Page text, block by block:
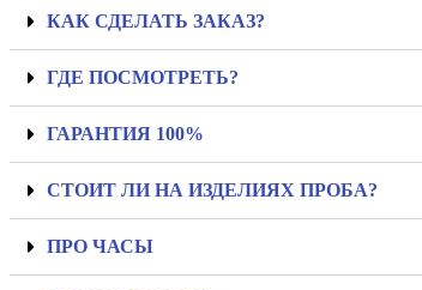
КАК СДЕЛАТЬ ЗАКАЗ?
ГДЕ ПОСМОТРЕТЬ?
ГАРАНТИЯ 100%
СТОИТ ЛИ НА ИЗДЕЛИЯХ ПРОБА?
ПРО ЧАСЫ